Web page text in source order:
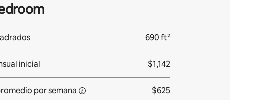
690 ft²
inicial $1,142
porsemana $625